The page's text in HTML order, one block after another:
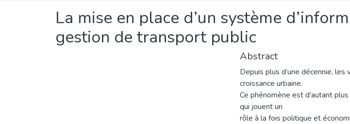
La mise en place d’un système
gestion de transport public
Abstract
Depuis plus d’une décennie,
croissance urbaine.
Ce phénomène est d’autant
qui jouent un
rôle à la fois politique et